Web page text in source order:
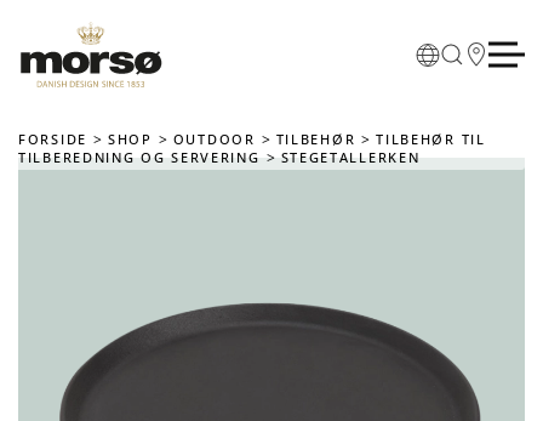
Skip to main content
FORSIDE SHOP OUTDOOR TILBEHØR
TILBEHØR TIL
TILBEREDNING OG SERVERING
STEGETALLERKEN